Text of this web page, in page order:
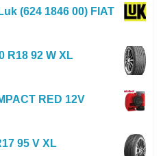
(624 1846 00) FIAT
R18 92 W XL
RED 12V
95 V XL